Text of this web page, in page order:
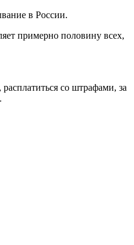
в России.
примерно половину всех,
со штрафами, за